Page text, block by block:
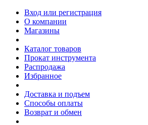
Вход или регистрация
О компании
Магазины
Каталог товаров
Прокат инструмента
Распродажа
Избранное
Доставка и подъем
Способы оплаты
Возврат и обмен